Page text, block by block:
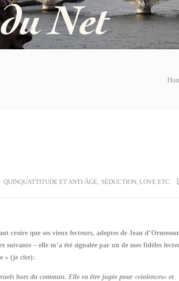
QUINQUATTITUDE ET ANTI-ÂGE, SÉDUCTION, LOVE ETC
croire que ses vieux lecteurs, adeptes de Jean
– elle m’a été signalée par un de mes fidèles
» (je cite):
hors du commun. Elle va être jugée pour «violences» et